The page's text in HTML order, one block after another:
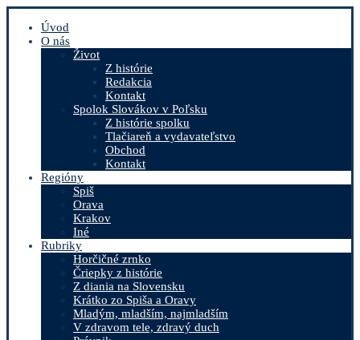
Úvod
O nás
Život
Z histórie
Redakcia
Kontakt
Spolok Slovákov v Poľsku
Z histórie spolku
Tlačiareň a vydavateľstvo
Obchod
Kontakt
Regióny
Spiš
Orava
Krakov
Iné
Rubriky
Horčičné zrnko
Čriepky z histórie
Z diania na Slovensku
Krátko zo Spiša a Oravy
Mladým, mladším, najmladším
V zdravom tele, zdravý duch